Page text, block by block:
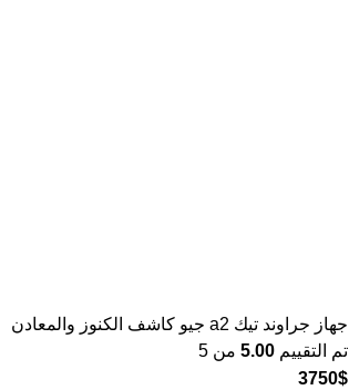
جهاز جراوند تيك a2 جيو كاشف الكنوز والمعادن
تم التقييم5.00 من 5
3750$